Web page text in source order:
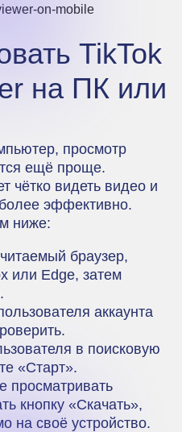
TikTok
на ПК или
просмотр
ещё проще.
чётко видеть видео и
эффективно.
ниже:
браузер,
или Edge, затем
аккаунта
в поисковую
«Старт».
просматривать
кнопку «Скачать»,
на своё устройство.